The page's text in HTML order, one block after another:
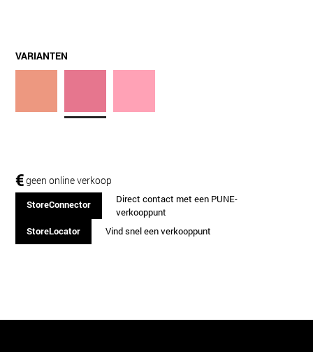
VARIANTEN
€geen online verkoop
StoreConnector
Direct contact met een PUNE-
verkooppunt
StoreLocator
Vind snel een verkooppunt